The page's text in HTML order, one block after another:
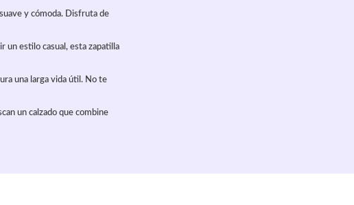
y cómoda. Disfruta de
un estilo casual, esta zapatilla
una larga vida útil. No te
un calzado que combine